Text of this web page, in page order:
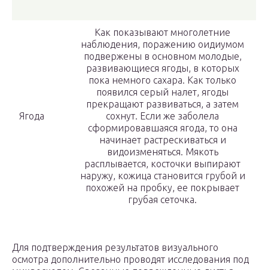
Ягода
Как показывают многолетние
наблюдения, поражению оидиумом
подвержены в основном молодые,
развивающиеся ягоды, в которых
пока немного сахара. Как только
появился серый налет, ягоды
прекращают развиваться, а затем
сохнут. Если же заболела
сформировавшаяся ягода, то она
начинает растрескиваться и
видоизменяться. Мякоть
расплывается, косточки выпирают
наружу, кожица становится грубой и
похожей на пробку, ее покрывает
грубая сеточка.
Для подтверждения результатов визуального
осмотра дополнительно проводят исследования под